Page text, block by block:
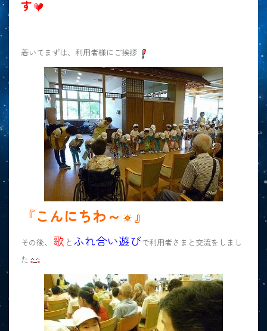
す
着いてまずは、利用者様にご挨拶
『こんにちわ～ 』
その後、 歌 とふれ合い遊びで利用者さまと交流をしまし
た